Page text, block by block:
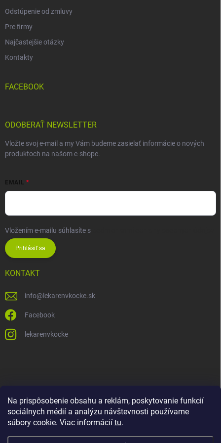
Na prispôsobenie obsahu a reklám, poskytovanie funkcií
sociálnych médií a analýzu návštevnosti používame
súbory cookie. Viac informácií tu.
Odstúpenie od zmluvy
Pre firmy
Najčastejšie otázky
Kontakty
FACEBOOK
ODOBERAŤ NEWSLETTER
Vložte svoj e-mail a my Vám budeme zasielať informácie o nových
produktoch na našom e-shope.
EMAIL
Vložením e-mailu súhlasíte s
Prihlásiť sa
KONTAKT
info@ lekarenvkocke.sk
Facebook
lekarenvkocke